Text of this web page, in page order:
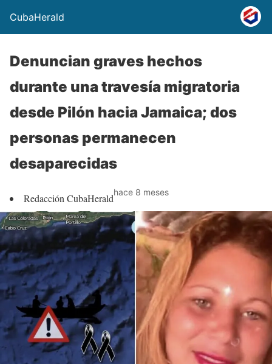
CubaHerald
Denuncian graves hechos
durante una travesía migratoria
desde Pilón hacia Jamaica; dos
personas permanecen
desaparecidas
Redacción CubaHeraldhace 8 meses